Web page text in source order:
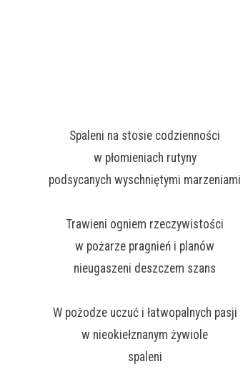
Spaleni na stosie codzienności
w płomieniach rutyny
podsycanych wyschniętymi marzeniami
Trawieni ogniem rzeczywistości
w pożarze pragnień i planów
nieugaszeni deszczem szans
W pożodze uczuć i łatwopalnych pasji
w nieokiełznanym żywiole
spaleni